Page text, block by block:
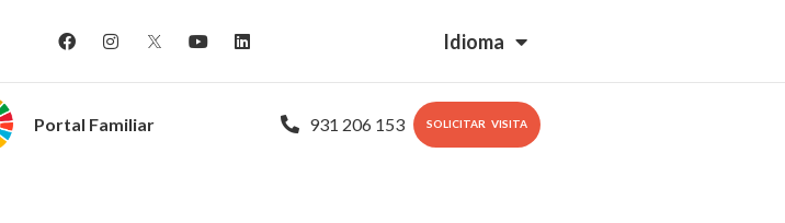
Idioma
Portal Familiar 931 206 153 SOLICITAR VISITA